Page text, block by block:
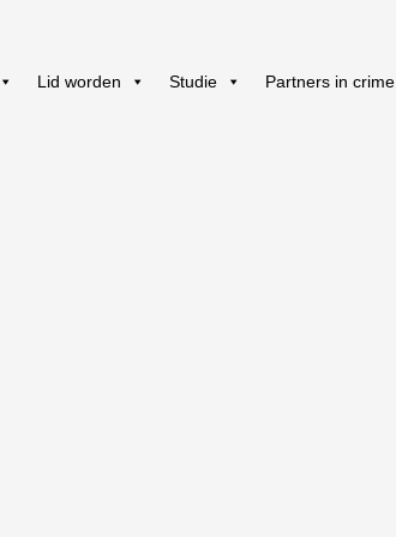
Lid worden Studie Partners in crime